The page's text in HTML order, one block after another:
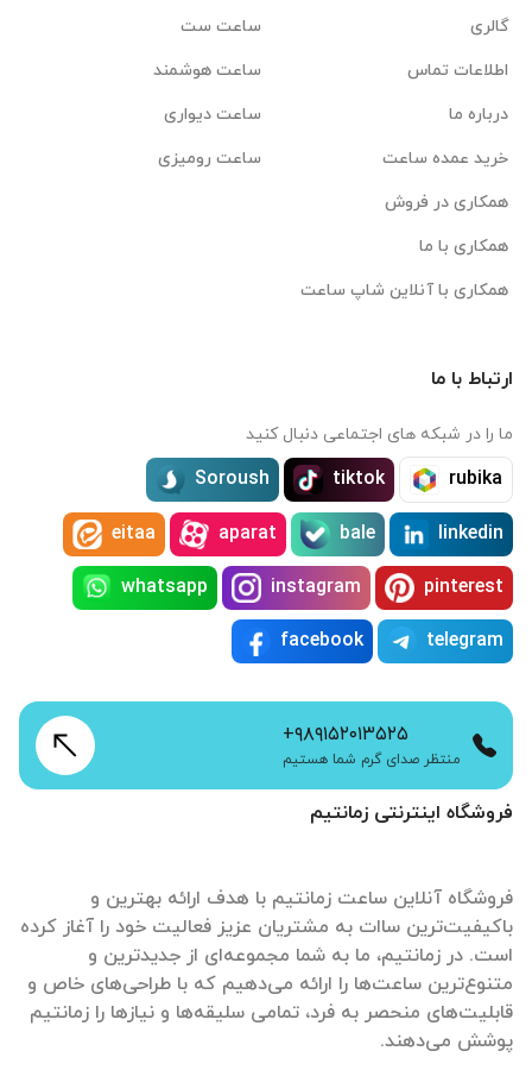
فروشگاه اینترنتی زمانتیم
فروشگاه آنلاین ساعت زمانتیم با هدف ارائه بهترین و
باکیفیت‌ترین ساات‌ به مشتریان عزیز فعالیت خود را آغاز کرده
است. در زمانتیم، ما به شما مجموعه‌ای از جدیدترین و
متنوع‌ترین ساعت‌ها را ارائه می‌دهیم که با طراحی‌های خاص و
قابلیت‌های منحصر به فرد، تمامی سلیقه‌ها و نیازها را زمانتیم
پوشش می‌دهند.
گالری
اطلاعات تماس
درباره ما
خرید عمده ساعت
همکاری در فروش
همکاری با ما
همکاری با آنلاین شاپ ساعت
ساعت ست
ساعت هوشمند
ساعت دیواری
ساعت رومیزی
ارتباط با ما
ما را در شبکه های اجتماعی دنبال کنید
rubika
tiktok
Soroush
linkedin
bale
aparat
eitaa
pinterest
instagram
whatsapp
telegram
facebook
+۹۸۹۱۵۲۰۱۳۵۲۵
منتظر صدای گرم شما هستیم